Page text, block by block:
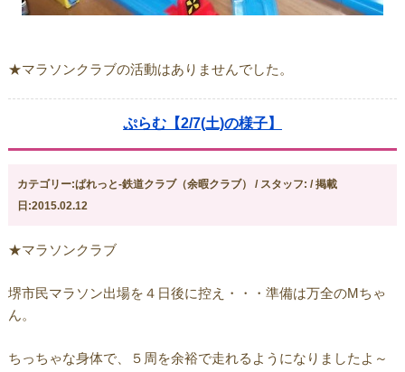
★マラソンクラブの活動はありませんでした。
ぷらむ【2/7(土)の様子】
カテゴリー:ぱれっと-鉄道クラブ（余暇クラブ） / スタッフ: / 掲載
日:2015.02.12
★マラソンクラブ
堺市民マラソン出場を４日後に控え・・・準備は万全のMちゃ
ん。
ちっちゃな身体で、５周を余裕で走れるようになりましたよ～